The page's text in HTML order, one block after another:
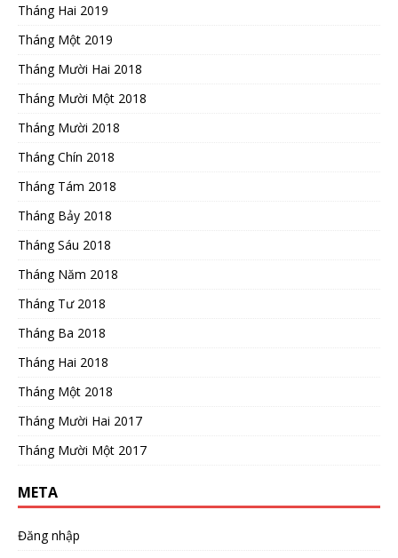
Tháng Hai 2019
Tháng Một 2019
Tháng Mười Hai 2018
Tháng Mười Một 2018
Tháng Mười 2018
Tháng Chín 2018
Tháng Tám 2018
Tháng Bảy 2018
Tháng Sáu 2018
Tháng Năm 2018
Tháng Tư 2018
Tháng Ba 2018
Tháng Hai 2018
Tháng Một 2018
Tháng Mười Hai 2017
Tháng Mười Một 2017
META
Đăng nhập